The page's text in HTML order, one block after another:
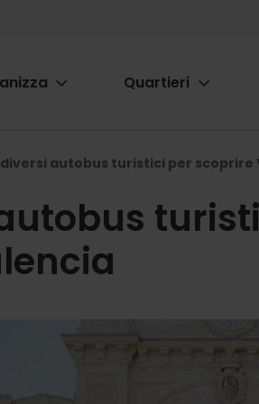
Quartieri
autobus turistici per scoprire